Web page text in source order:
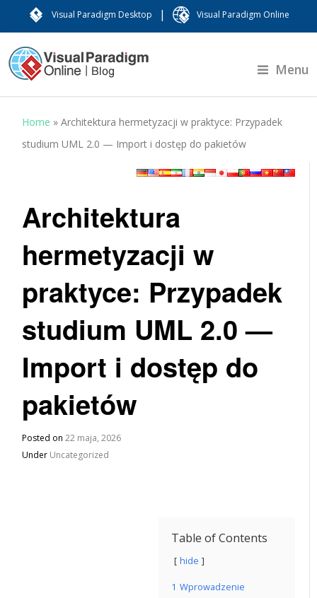
Visual Paradigm Desktop | Visual Paradigm Online
Menu
Home »Architektura hermetyzacji w praktyce: Przypadek
studium UML 2.0 — Import i dostęp do pakietów
Architektura
hermetyzacji w
praktyce: Przypadek
studium UML 2.0 —
Import i dostęp do
pakietów
Posted on22 maja, 2026
Under Uncategorized
Table of Contents
hide
1 Wprowadzenie